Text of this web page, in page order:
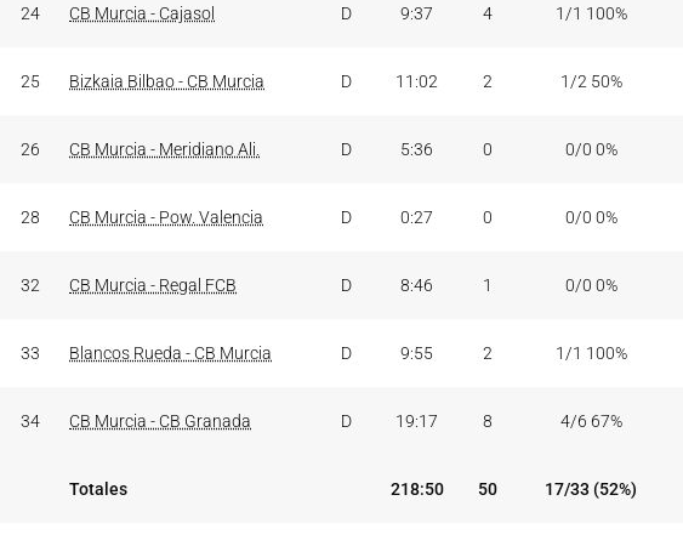
24 CB Murcia - Cajasol D 9:37 4 1/1 100%
25 Bizkaia Bilbao - CB Murcia D 11:02 2 1/2 50%
26 CB Murcia - Meridiano Ali. D 5:36 0 0/0 0%
28 CB Murcia - Pow. Valencia D 0:27 0 0/0 0%
32 CB Murcia - Regal FCB D 8:46 1 0/0 0%
33 Blancos Rueda - CB Murcia D 9:55 2 1/1 100%
34 CB Murcia - CB Granada D 19:17 8 4/6 67%
Totales 218:50 50 17/33 (52%)